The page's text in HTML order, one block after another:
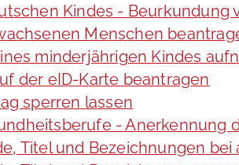
Kindes - Beurkundung
Menschen
minderjährigen Kindes
der eID-Karte beantragen
sperren lassen
- Anerkennung
Titel und Bezeichnungen